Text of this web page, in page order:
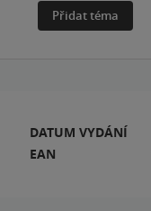
Přidat téma
DATUM VYDÁNÍ
EAN